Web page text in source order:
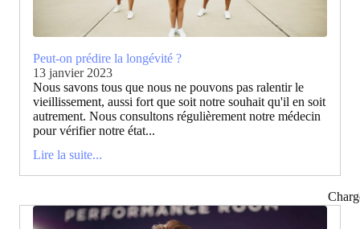
Peut-on prédire la longévité ?
13 janvier 2023
Nous savons tous que nous ne pouvons pas ralentir le
vieillissement, aussi fort que soit notre souhait qu'il en soit
autrement. Nous consultons régulièrement notre médecin
pour vérifier notre état...
Lire la suite...